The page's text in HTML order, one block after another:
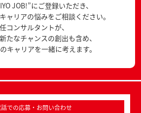
JOB!”にご登録いただき、
ャリアの悩みをご相談ください。
コンサルタントが、
たなチャンスの創出も含め、
キャリアを一緒に考えます。
での応募・お問い合わせ